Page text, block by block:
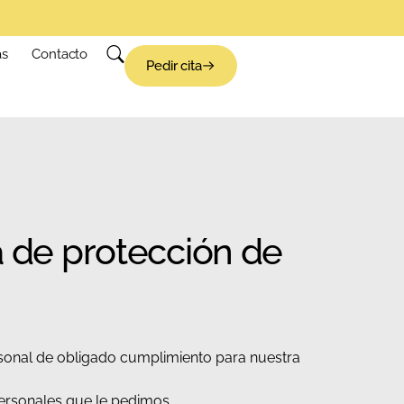
Contacto
Pedir cita
de protección de
de obligado cumplimiento para nuestra